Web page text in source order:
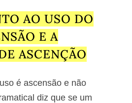
AO USO DO
E A
ASCENÇÃO
é ascensão e não
diz que se um